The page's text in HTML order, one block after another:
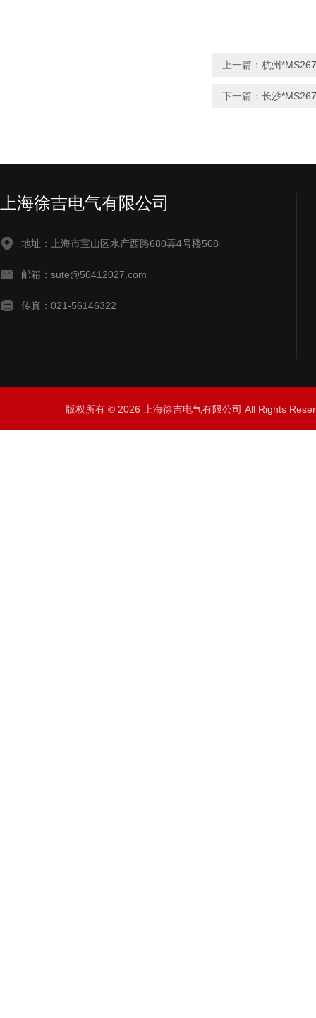
上一篇： 杭州
下一篇： 长沙
上海徐吉电气有限公司
地址：上海市宝山区水产西路680弄4号楼508
邮箱：sute@56412027.com
传真：021-56146322
版权所有 © 2026 上海徐吉电气有限公司 All Rights